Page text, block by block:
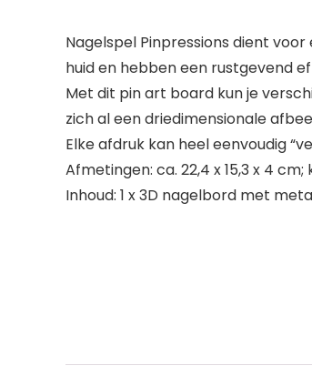
Nagelspel Pinpressions dient
huid en hebben een rustgevend
Met dit pin art board kun je
zich al een driedimensionale
Elke afdruk kan heel eenvoudig
Afmetingen: ca. 22,4 x 15,3 x 4
Inhoud: 1 x 3D nagelbord met